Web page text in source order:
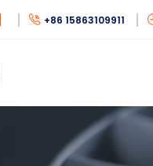
+86 15863109911